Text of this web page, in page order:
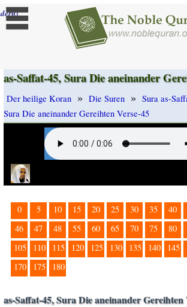
]
as-Saffat-45, Sura Die aneinander
Der heilige Koran » Die Suren » Sura as-
Sura Die aneinander Gereihten Verse-45
0 5 10 15 20 25 30 35 40
46 47 48 55 60 65 70 75 80
105
110 115 120 125 130 135 140 145
170
175 180
as-Saffat-45, Sura Die aneinander Gereihten